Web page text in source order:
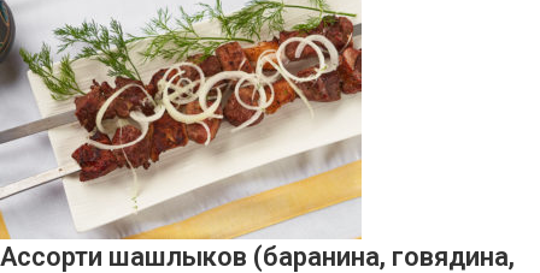
Ассорти шашлыков (баранина, говядина,